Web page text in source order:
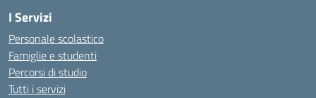
I Servizi
Personale scolastico
Famiglie e studenti
Percorsi di studio
Tutti i servizi